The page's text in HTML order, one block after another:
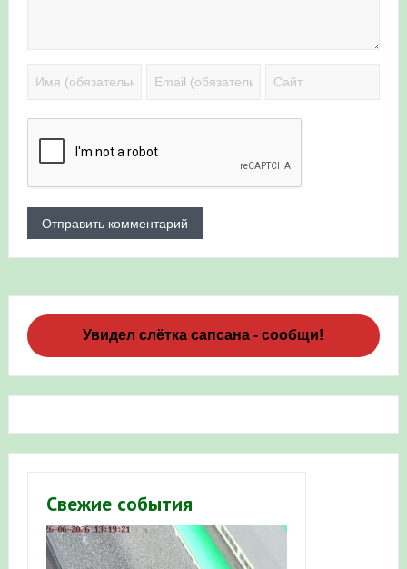
Увидел слётка сапсана - сообщи!
Свежие события